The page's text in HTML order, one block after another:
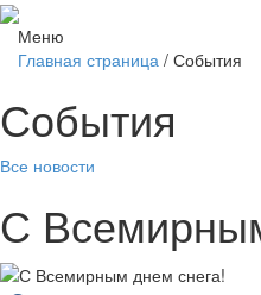
Меню
Главная страница / События
События
Все новости
С